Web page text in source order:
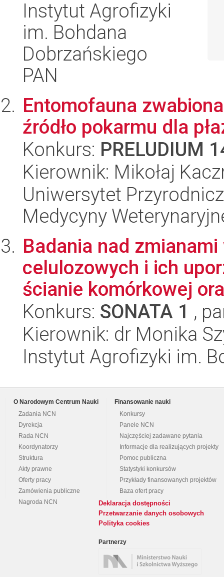
Instytut Agrofizyki
im. Bohdana
Dobrzańskiego
PAN
Entomofauna
źródło pokarmu dla
Konkurs: PRELUDIUM
Kierownik: Mikołaj
Uniwersytet
Medycyny
Badania nad
celulozowych i ich
ścianie komórkowej
Konkurs: SONATA 1 ,
Kierownik: dr Monika
Instytut Agrofizyki im.
O Narodowym Centrum Nauki
Zadania NCN
Dyrekcja
Rada NCN
Koordynatorzy
Struktura
Akty prawne
Oferty pracy
Zamówienia publiczne
Nagroda NCN
Finansowanie nauki
Konkursy
Panele NCN
Najczęściej zadawane pytania
Informacje dla realizujących projekty
Pomoc publiczna
Statystyki konkursów
Przykłady finansowanych projektów
Baza ofert pracy
Deklaracja dostępności
Przetwarzanie danych osobowych
Polityka cookies
Partnerzy